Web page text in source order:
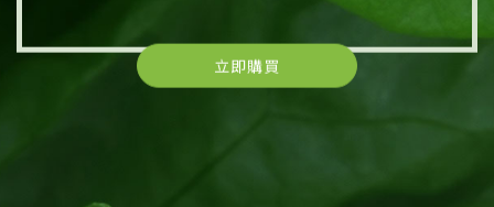
立即購買